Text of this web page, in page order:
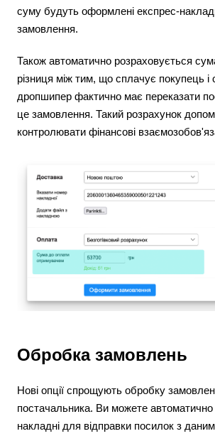
суму будуть оформлені експрес-
замовлення.
Також автоматично розраховується
різниця між тим, що сплачує покупець
дропшипер фактично має переказати
це замовлення. Такий розрахунок
контролювати фінансові
Обробка замовлень
Нові опції спрощують обробку
постачальника. Ви можете
накладні для відправки посилок з